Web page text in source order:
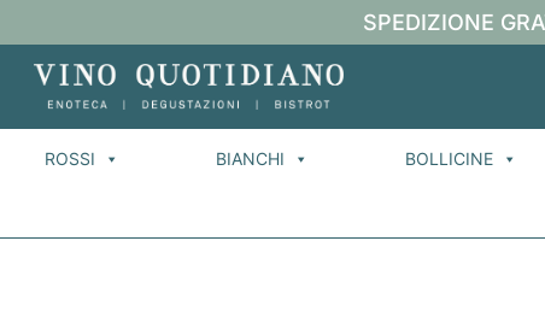
SPEDIZIONE
ROSSI BIANCHI BOLLICINE